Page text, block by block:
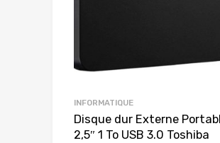
INFORMATIQUE
Disque dur Externe
2,5″ 1 To USB 3.0 Toshiba